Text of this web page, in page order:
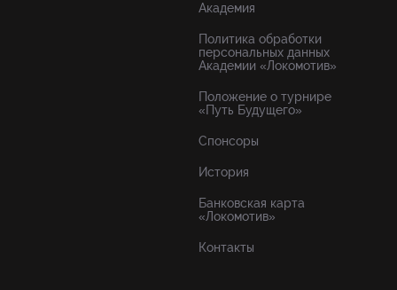
Академия
Политика обработки
персональных данных
Академии «Локомотив»
Положение о турнире
«Путь Будущего»
Спонсоры
История
Банковская карта
«Локомотив»
Контакты